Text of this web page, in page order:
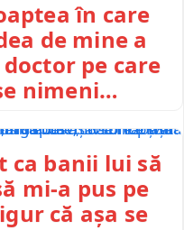
în care
de mine a
pe care
nimeni…
ca banii lui să
mi-a pus pe
că așa se